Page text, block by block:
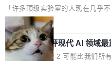
个表单字段，每个字段还有联动逻
想...
的严苛使用需求。 澎湃功率，紧
600PG5 AI TOP具备强悍输出功
机身尺寸大幅精简。整机长度仅
功率段机身尺寸十分紧凑的
巧机身有效提升市面主流标准A...
元。数字广告与公共关系相关服
25年的8463亿美元扩张至2026年
元。数字的背后是一个清晰的事
业化营销服务的需求从未如此迫切
的同时,服务商的竞争逻辑正在改
了
「许多顶级实验室的人现在几乎
且他们认为 ICLR/ICML/NeurIPS
度宣传和欺诈。」 OpenAI 研究
n 这条推文引发了广泛讨论。他不
话，他是说出了一个圈内人尽皆知
局
xAI 前工程师评现代 AI 领域最
3 开源项目
Flash Attention 2 可能比我们所